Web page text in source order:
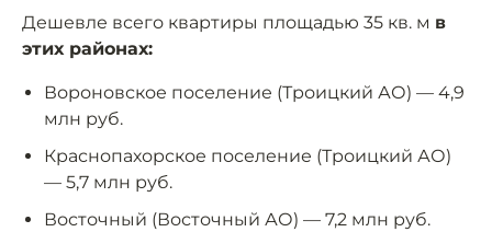
Дешевле всего квартиры площадью 35 кв. м в
этих районах:
Вороновское поселение (Троицкий АО) — 4,9
млн руб.
Краснопахорское поселение (Троицкий АО)
— 5,7 млн руб.
Восточный (Восточный АО) — 7,2 млн руб.